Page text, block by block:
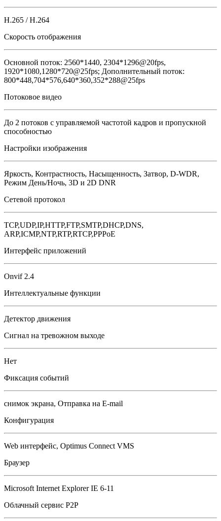
H.265 / H.264
Скорость отображения
Основной поток: 2560*1440, 2304*1296@20fps,
1920*1080,1280*720@25fps; Дополнительный поток:
800*448,704*576,640*360,352*288@25fps
Потоковое видео
До 2 потоков с управляемой частотой кадров и пропускной
способностью
Настройки изображения
Яркость, Контрастность, Насыщенность, Затвор, D-WDR,
Режим День/Ночь, 3D и 2D DNR
Сетевой протокол
TCP,UDP,IP,HTTP,FTP,SMTP,DHCP,DNS,
ARP,ICMP,NTP,RTP,RTCP,PPPoE
Интерфейс приложений
Onvif 2.4
Интеллектуальные функции
Детектор движения
Сигнал на тревожном выходе
Нет
Фиксация событий
снимок экрана, Отправка на E-mail
Конфигурация
Web интерфейс, Optimus Connect VMS
Браузер
Microsoft Internet Explorer IE 6-11
Облачный сервис P2P